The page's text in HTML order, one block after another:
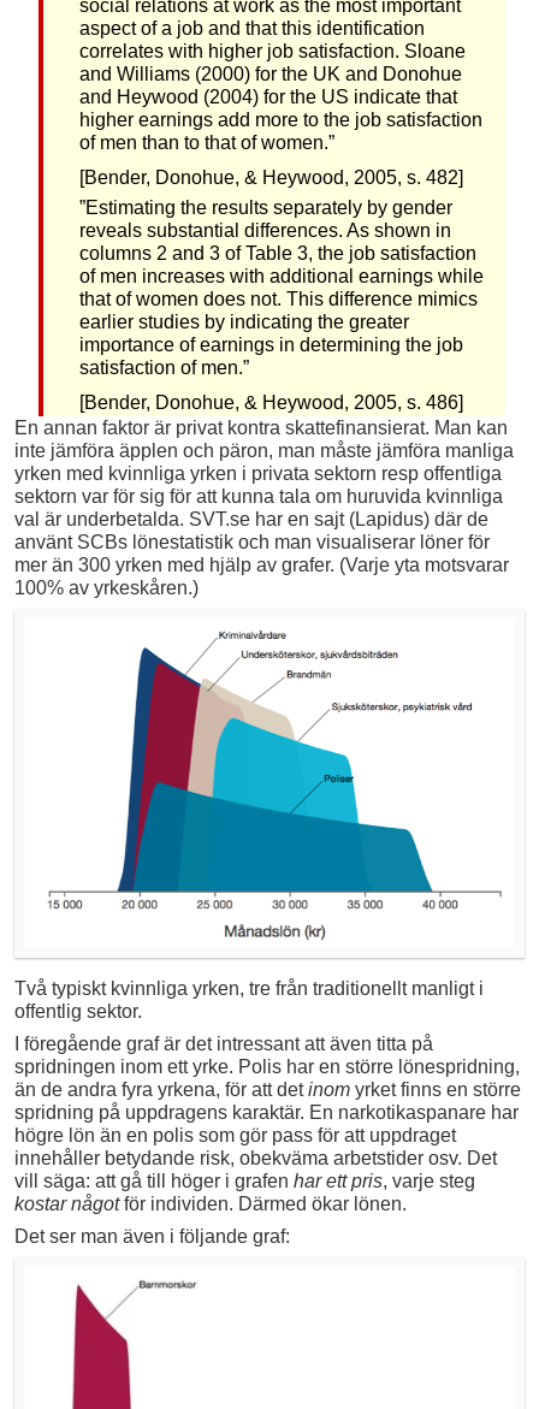
social relations at work as the most important
aspect of a job and that this identification
correlates with higher job satisfaction. Sloane
and Williams (2000) for the UK and Donohue
and Heywood (2004) for the US indicate that
higher earnings add more to the job satisfaction
of men than to that of women.”
[Bender, Donohue, & Heywood, 2005, s. 482]
”Estimating the results separately by gender
reveals substantial differences. As shown in
columns 2 and 3 of Table 3, the job satisfaction
of men increases with additional earnings while
that of women does not. This difference mimics
earlier studies by indicating the greater
importance of earnings in determining the job
satisfaction of men.”
[Bender, Donohue, & Heywood, 2005, s. 486]
En annan faktor är privat kontra skattefinansierat. Man kan
inte jämföra äpplen och päron, man måste jämföra manliga
yrken med kvinnliga yrken i privata sektorn resp offentliga
sektorn var för sig för att kunna tala om huruvida kvinnliga
val är underbetalda. SVT.se har en sajt (Lapidus) där de
använt SCBs lönestatistik och man visualiserar löner för
mer än 300 yrken med hjälp av grafer. (Varje yta motsvarar
100% av yrkeskåren.)
Två typiskt kvinnliga yrken, tre från traditionellt manligt i
offentlig sektor.
I föregående graf är det intressant att även titta på
spridningen inom ett yrke. Polis har en större lönespridning,
än de andra fyra yrkena, för att detinom yrket finns en större
spridning på uppdragens karaktär. En narkotikaspanare har
högre lön än en polis som gör pass för att uppdraget
innehåller betydande risk, obekväma arbetstider osv. Det
vill säga: att gå till höger i grafen har ett pris, varje steg
kostar någotför individen. Därmed ökar lönen.
Det ser man även i följande graf: